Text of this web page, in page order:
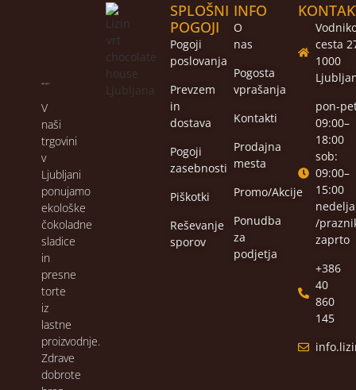
V
naši
trgovini
v
Ljubljani
ponujamo
ekološke
čokoladne
sladice
in
presne
torte
iz
lastne
proizvodnje.
Zdrave
dobrote
cesta
1000
pon-
09:00–
18:00
sob:
09:00–
15:00
nedelja
/
zaprto
+386
40
860
145
INFO
O
nas
Pogosta
vprašanja
Kontakti
Prodajna
mesta
Promo/Akcije
Ponudba
za
podjetja
SPLOŠNI
POGOJI
Pogoji
poslovanja
Prevzem
in
dostava
Pogoji
zasebnosti
Piškotki
Reševanje
sporov